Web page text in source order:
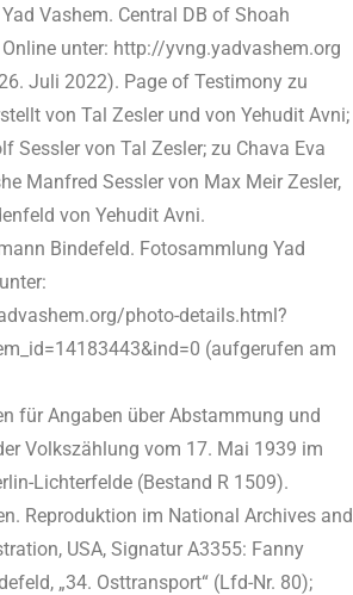
Vashem. Central DB of Shoah
Online unter: http://yvng.yadvashem.org
Juli 2022). Page of Testimony zu
von Tal Zesler und von Yehudit Avni;
Sessler von Tal Zesler; zu Chava Eva
Manfred Sessler von Max Meir Zesler,
von Yehudit Avni.
Bindefeld. Fotosammlung Yad
photo-details.html?
(aufgerufen am
für Angaben über Abstammung und
Volkszählung vom 17. Mai 1939 im
Lichterfelde (Bestand R 1509).
Reproduktion im National Archives and
USA, Signatur A3355: Fanny
„34. Osttransport“ (Lfd-Nr. 80);